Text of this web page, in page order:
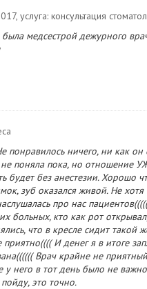
, услуга: консультация
медсестрой дежурного
ничего, ни как он
поняла пока, но отношение
будет без анестезии. Хорошо
зуб оказался живой. Не
про нас
больных, кто как рот
что в кресле сидит такой
И денег я в итоге
Врач крайне не
у него в тот день было не
это точно.